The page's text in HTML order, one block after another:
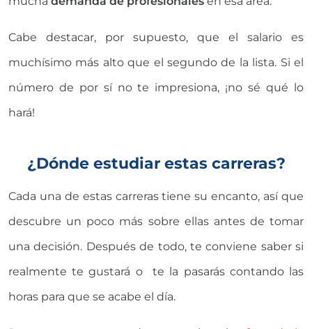
Cabe destacar, por supuesto, que el salario es
muchísimo más alto que el segundo de la lista. Si el
número de por sí no te impresiona, ¡no sé qué lo
hará!
¿Dónde estudiar estas carreras?
Cada una de estas carreras tiene su encanto, así que
descubre un poco más sobre ellas antes de tomar
una decisión. Después de todo, te conviene saber si
realmente te gustará o te la pasarás contando las
horas para que se acabe el día.